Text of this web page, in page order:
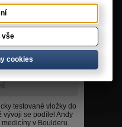
Tisknout
do košíku
testované vložky do
vývoji se podílel Andy
medicíny v Boulderu.
vše
cookies
vše
cookies